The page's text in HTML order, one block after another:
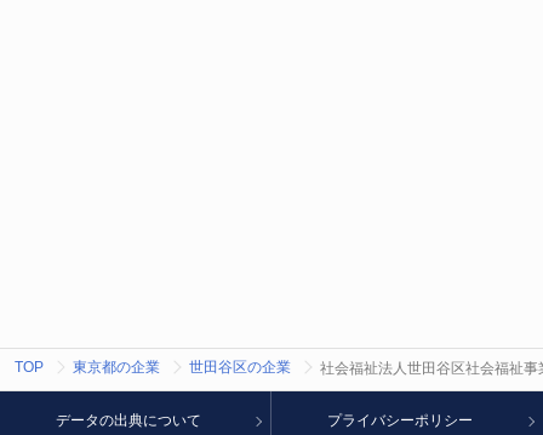
TOP 東京都の企業 世田谷区の企業 社会福祉法人世田谷区社会福祉事
データの出典について プライバシーポリシー